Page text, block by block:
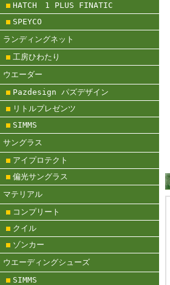
HATCH 1 PLUS FINATIC
SPEYCO
ランディングネット
工房ひわたり
ウエーダー
Pazdesign パズデザイン
リトルプレゼンツ
SIMMS
サングラス
アイプロテクト
偏光サングラス
マテリアル
コンプリート
クイル
ゾンカー
ウエーディングシューズ
SIMMS